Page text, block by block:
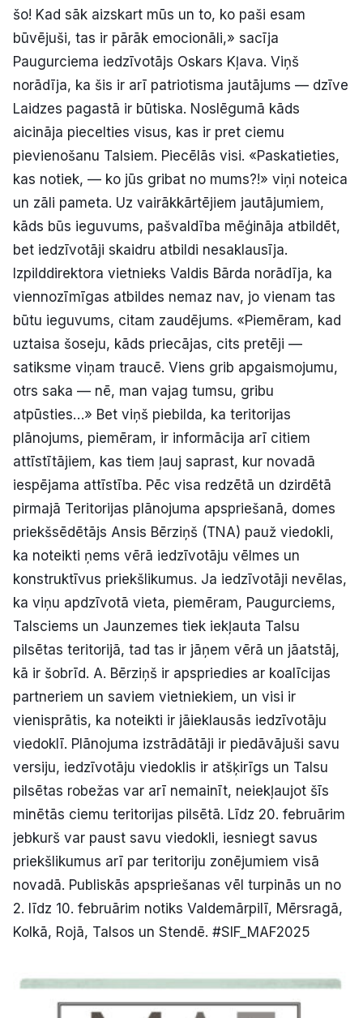
šo! Kad sāk aizskart mūs un to, ko paši esam
būvējuši, tas ir pārāk emocionāli,» sacīja
Paugurciema iedzīvotājs Oskars Kļava. Viņš
norādīja, ka šis ir arī patriotisma jautājums — dzīve
Laidzes pagastā ir būtiska. Noslēgumā kāds
aicināja piecelties visus, kas ir pret ciemu
pievienošanu Talsiem. Piecēlās visi. «Paskatieties,
kas notiek, — ko jūs gribat no mums?!» viņi noteica
un zāli pameta. Uz vairākkārtējiem jautājumiem,
kāds būs ieguvums, pašvaldība mēģināja atbildēt,
bet iedzīvotāji skaidru atbildi nesaklausīja.
Izpilddirektora vietnieks Valdis Bārda norādīja, ka
viennozīmīgas atbildes nemaz nav, jo vienam tas
būtu ieguvums, citam zaudējums. «Piemēram, kad
uztaisa šoseju, kāds priecājas, cits pretēji —
satiksme viņam traucē. Viens grib apgaismojumu,
otrs saka — nē, man vajag tumsu, gribu
atpūsties…» Bet viņš piebilda, ka teritorijas
plānojums, piemēram, ir informācija arī citiem
attīstītājiem, kas tiem ļauj saprast, kur novadā
iespējama attīstība. Pēc visa redzētā un dzirdētā
pirmajā Teritorijas plānojuma apspriešanā, domes
priekšsēdētājs Ansis Bērziņš (TNA) pauž viedokli,
ka noteikti ņems vērā iedzīvotāju vēlmes un
konstruktīvus priekšlikumus. Ja iedzīvotāji nevēlas,
ka viņu apdzīvotā vieta, piemēram, Paugurciems,
Talsciems un Jaunzemes tiek iekļauta Talsu
pilsētas teritorijā, tad tas ir jāņem vērā un jāatstāj,
kā ir šobrīd. A. Bērziņš ir apspriedies ar koalīcijas
partneriem un saviem vietniekiem, un visi ir
vienisprātis, ka noteikti ir jāieklausās iedzīvotāju
viedoklī. Plānojuma izstrādātāji ir piedāvājuši savu
versiju, iedzīvotāju viedoklis ir atšķirīgs un Talsu
pilsētas robežas var arī nemainīt, neiekļaujot šīs
minētās ciemu teritorijas pilsētā. Līdz 20. februārim
jebkurš var paust savu viedokli, iesniegt savus
priekšlikumus arī par teritoriju zonējumiem visā
novadā. Publiskās apspriešanas vēl turpinās un no
2. līdz 10. februārim notiks Valdemārpilī, Mērsragā,
Kolkā, Rojā, Talsos un Stendē. #SIF_MAF2025